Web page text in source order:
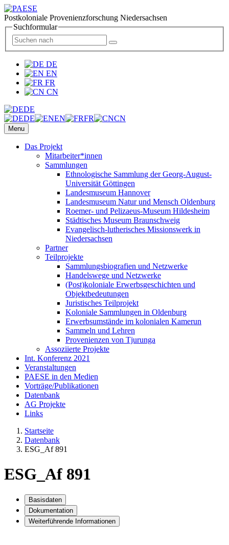
Postkoloniale Provenienzforschung Niedersachsen
Suchformular
DE
EN
FR
CN
DE
DE
EN FR CN
Menu
Das Projekt
Mitarbeiter*innen
Sammlungen
Ethnologische Sammlung der Georg-August-
Universität Göttingen
Landesmuseum Hannover
Landesmuseum Natur und Mensch Oldenburg
Roemer- und Pelizaeus-Museum Hildesheim
Städtisches Museum Braunschweig
Evangelisch-lutherisches Missionswerk in
Niedersachsen
Partner
Teilprojekte
Sammlungsbiografien und Netzwerke
Handelswege und Netzwerke
(Post)koloniale Erwerbsgeschichten und
Objektbedeutungen
Juristisches Teilprojekt
Koloniale Sammlungen in Oldenburg
Erwerbsumstände im kolonialen Kamerun
Sammeln und Lehren
Provenienzen von Tjurunga
Assoziierte Projekte
Int. Konferenz 2021
Veranstaltungen
PAESE in den Medien
Vorträge/Publikationen
Datenbank
AG Projekte
Links
Startseite
Datenbank
ESG_Af 891
ESG_Af 891
Basisdaten
Dokumentation
Weiterführende Informationen